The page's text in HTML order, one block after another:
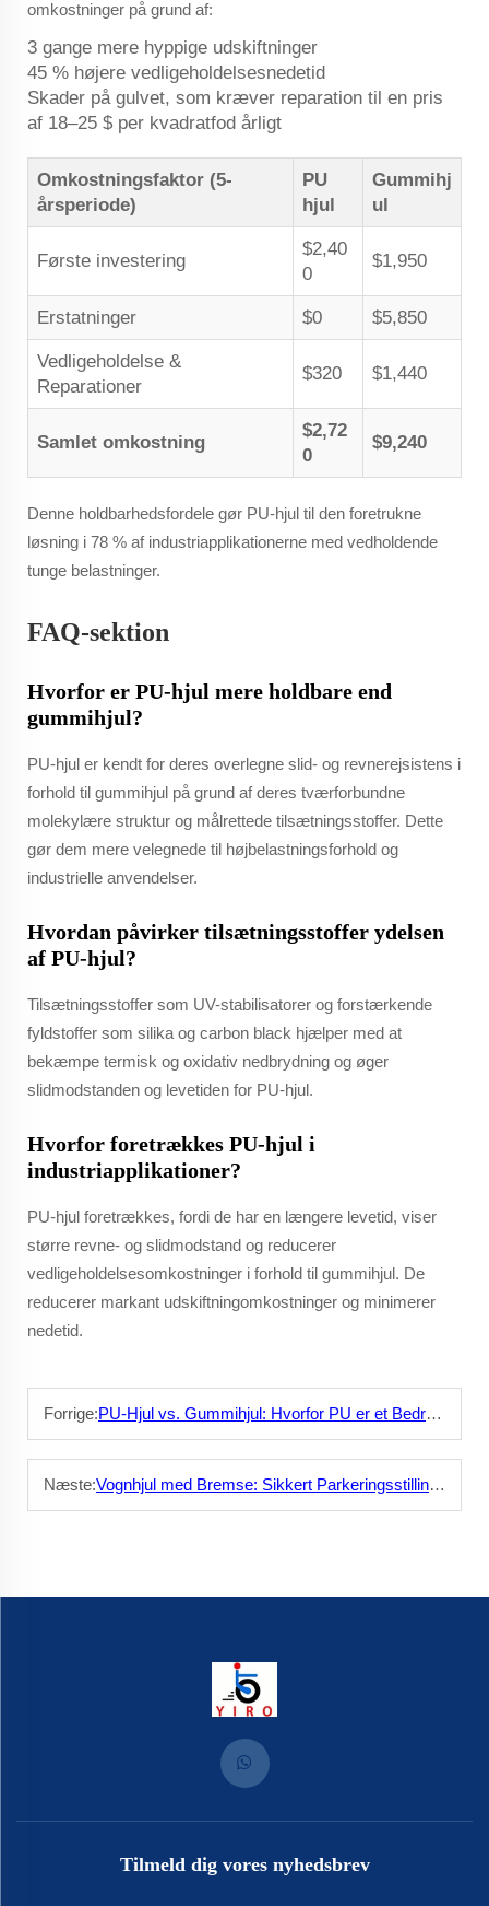
omkostninger på grund af:
3 gange mere hyppige udskiftninger
45 % højere vedligeholdelsesnedetid
Skader på gulvet, som kræver reparation til en pris
af 18–25 $ per kvadratfod årligt
Omkostningsfaktor (5-
årsperiode)
PU
hjul
Gummihj
ul
Første investering
$2,40
0
$1,950
Erstatninger $0 $5,850
Vedligeholdelse &
Reparationer
$320 $1,440
Samlet omkostning
$2,72
0
$9,240
Denne holdbarhedsfordele gør PU-hjul til den foretrukne
løsning i 78 % af industriapplikationerne med vedholdende
tunge belastninger.
FAQ-sektion
Hvorfor er PU-hjul mere holdbare end
gummihjul?
PU-hjul er kendt for deres overlegne slid- og revnerejsistens i
forhold til gummihjul på grund af deres tværforbundne
molekylære struktur og målrettede tilsætningsstoffer. Dette
gør dem mere velegnede til højbelastningsforhold og
industrielle anvendelser.
Hvordan påvirker tilsætningsstoffer ydelsen
af PU-hjul?
Tilsætningsstoffer som UV-stabilisatorer og forstærkende
fyldstoffer som silika og carbon black hjælper med at
bekæmpe termisk og oxidativ nedbrydning og øger
slidmodstanden og levetiden for PU-hjul.
Hvorfor foretrækkes PU-hjul i
industriapplikationer?
PU-hjul foretrækkes, fordi de har en længere levetid, viser
større revne- og slidmodstand og reducerer
vedligeholdelsesomkostninger i forhold til gummihjul. De
reducerer markant udskiftningomkostninger og minimerer
nedetid.
Forrige:PU-Hjul vs. Gummihjul: Hvorfor PU er et Bedre Valg
Næste:Vognhjul med Bremse: Sikkert Parkeringsstilling i Enhver Situation
Tilmeld dig vores nyhedsbrev